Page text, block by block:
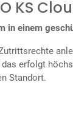
KS
einem
erfolgt
Standort.